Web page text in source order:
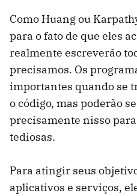
Como Huang ou
para o fato de que eles
realmente escreverão
precisamos. Os
importantes quando se
o código, mas poderão
precisamente nisso
tediosas.
Para atingir seus
aplicativos e serviços,